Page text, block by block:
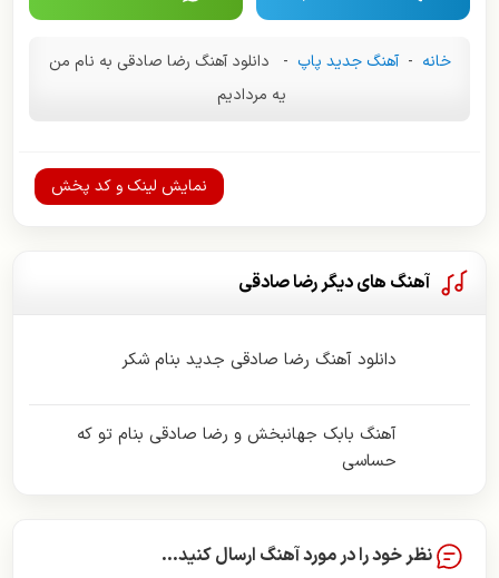
خانه - آهنگ جدید پاپ -
دانلود آهنگ رضا صادقی به نام من
یه مردادیم
نمایش لینک و کد پخش
آهنگ های دیگر رضا صادقی
دانلود آهنگ رضا صادقی جدید بنام شکر
آهنگ بابک جهانبخش و رضا صادقی بنام تو که
حساسی
نظر خود را در مورد آهنگ ارسال کنید...